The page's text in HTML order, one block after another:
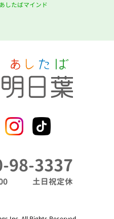
あしたばマインド
98-3337
土日祝定休